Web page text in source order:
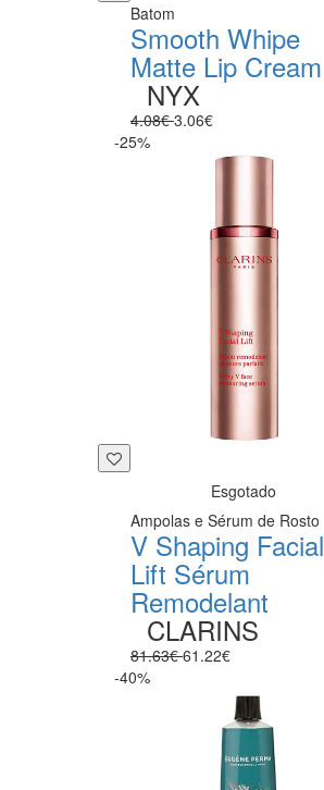
Batom
Smooth Whipe
Matte Lip Cream
NYX
4.08€3.06€
-25%
Esgotado
Ampolas e Sérum de Rosto
V Shaping Facial
Lift Sérum
Remodelant
CLARINS
81.63€61.22€
-40%